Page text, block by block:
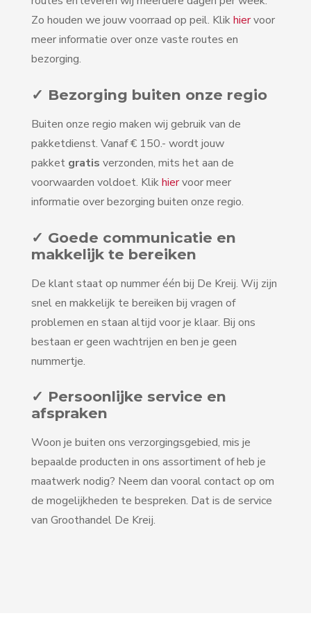
Zo houden we jouw voorraad op peil. Klikhiervoor
meer informatie over onze vaste routes en
bezorging.
✓ Bezorging buiten onze regio
Buiten onze regio maken wij gebruik van de
pakketdienst. Vanaf € 150.- wordt jouw
pakket gratis verzonden, mits het aan de
voorwaarden voldoet. Klikhiervoor meer
informatie over bezorging buiten onze regio.
✓ Goede communicatie en
makkelijk te bereiken
De klant staat op nummer één bij De Kreij. Wij zijn
snel en makkelijk te bereiken bij vragen of
problemen en staan altijd voor je klaar. Bij ons
bestaan er geen wachtrijen en ben je geen
nummertje.
✓ Persoonlijke service en
afspraken
Woon je buiten ons verzorgingsgebied, mis je
bepaalde producten in ons assortiment of heb je
maatwerk nodig? Neem dan vooral contact op om
de mogelijkheden te bespreken. Dat is de service
van Groothandel De Kreij.